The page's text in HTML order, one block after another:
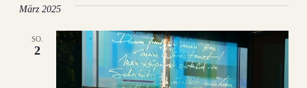
März 2025
SO.
2